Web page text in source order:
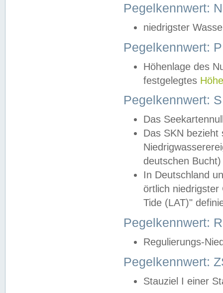
Pegelkennwert:
niedrigster
Pegelkennwert:
Höhenlage des
festgelegtes
Pegelkennwert:
Das
Das SKN
deutschen
In Deutschland
örtlich
Tide (LAT)"
Pegelkennwert:
Regulierungs-
Pegelkennwert:
Stauziel I einer